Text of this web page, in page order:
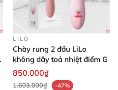
LILO
Chày rung 2 đầu LiLo
không dây toả nhiệt điểm G
850.000₫
1.603.000₫
-47%